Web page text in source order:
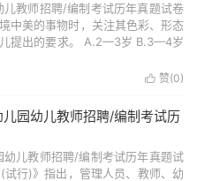
教师招聘/编制考试历年真题试卷
中美的事物时，关注其色彩、形态
提出的要求。 A.2—3岁 B.3—4岁
 赞(0)
园幼儿教师招聘/编制考试历
儿教师招聘/编制考试历年真题试
行)》指出，管理人员、教师、幼